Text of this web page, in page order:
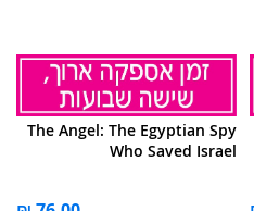
The Angel: The Egyptian Spy
Who Saved Israel